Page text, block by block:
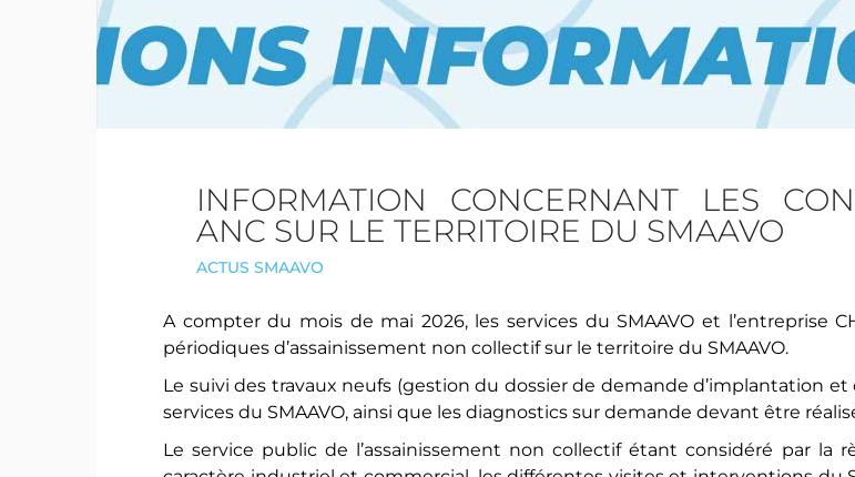
INFORMATION CONCERNANT LES
ANC SUR LE TERRITOIRE DU SMAAVO
ACTUS SMAAVO
A compter du mois de mai 2026, les services du SMAAVO et l’entreprise
périodiques d’assainissement non collectif sur le territoire du SMAAVO.
Le suivi des travaux neufs (gestion du dossier de demande d’implantation
services du SMAAVO, ainsi que les diagnostics sur demande devant être
Le service public de l’assainissement non collectif étant considéré par la